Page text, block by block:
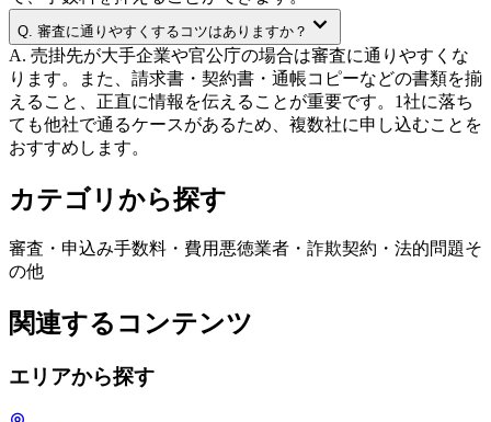
Q. 審査に通りやすくするコツはありますか？
A. 売掛先が大手企業や官公庁の場合は審査に通りやすくな
ります。また、請求書・契約書・通帳コピーなどの書類を揃
えること、正直に情報を伝えることが重要です。1社に落ち
ても他社で通るケースがあるため、複数社に申し込むことを
おすすめします。
カテゴリから探す
審査・申込み手数料・費用悪徳業者・詐欺契約・法的問題そ
の他
関連するコンテンツ
エリアから探す